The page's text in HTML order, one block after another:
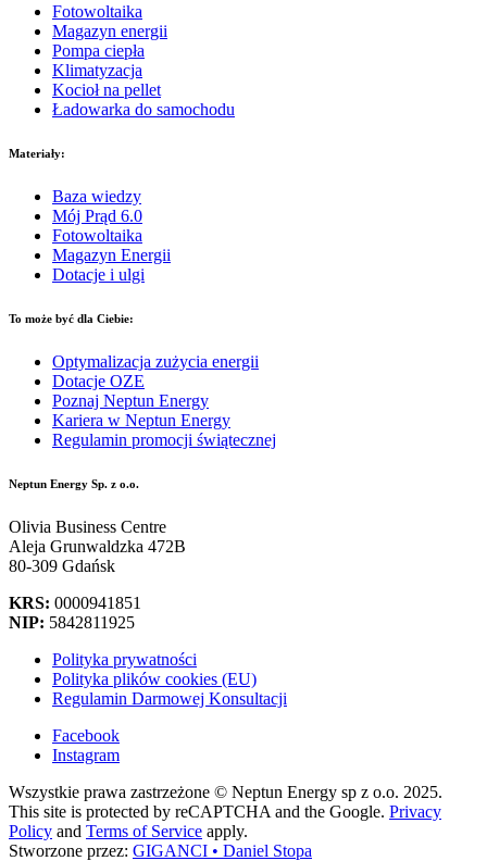
Fotowoltaika
Magazyn energii
Pompa ciepła
Klimatyzacja
Kocioł na pellet
Ładowarka do samochodu
Materiały:
Baza wiedzy
Mój Prąd 6.0
Fotowoltaika
Magazyn Energii
Dotacje i ulgi
To może być dla Ciebie:
Optymalizacja zużycia energii
Dotacje OZE
Poznaj Neptun Energy
Kariera w Neptun Energy
Regulamin promocji świątecznej
Neptun Energy Sp. z o.o.
Olivia Business Centre
Aleja Grunwaldzka 472B
80-309 Gdańsk
KRS: 0000941851
NIP: 5842811925
Polityka prywatności
Polityka plików cookies (EU)
Regulamin Darmowej Konsultacji
Facebook
Instagram
Wszystkie prawa zastrzeżone © Neptun Energy sp z o.o. 2025.
This site is protected by reCAPTCHA and the Google. Privacy
Policy and Terms of Service apply.
Stworzone przez: GIGANCI • Daniel Stopa